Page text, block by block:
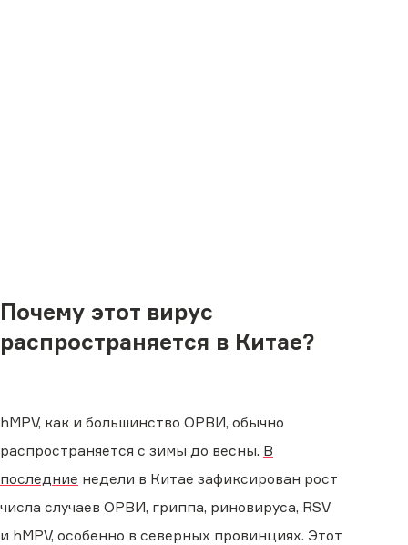
Почему этот вирус
распространяется в Китае?
hMPV, как и большинство ОРВИ, обычно
распространяется с зимы до весны. В
последние недели в Китае зафиксирован рост
числа случаев ОРВИ, гриппа, риновируса, RSV
и hMPV, особенно в северных провинциях. Этот